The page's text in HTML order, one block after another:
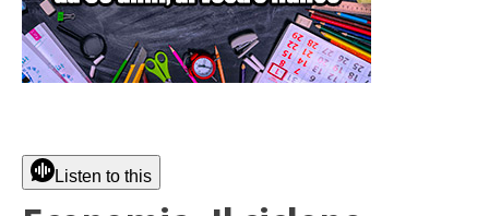
Listen to this